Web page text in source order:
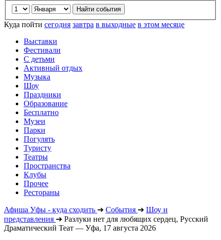
Куда пойти сегодня завтра в выходные в этом месяце
Выставки
Фестивали
С детьми
Активный отдых
Музыка
Шоу
Праздники
Образование
Бесплатно
Музеи
Парки
Погулять
Туристу
Театры
Пространства
Клубы
Прочее
Рестораны
Афиша Уфы - куда сходить ➔ События ➔ Шоу и
представления ➔ Разлуки нет для любящих сердец, Русский
Драматический Теат — Уфа, 17 августа 2026